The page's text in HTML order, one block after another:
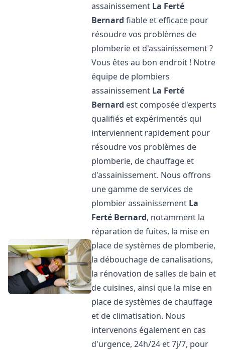
assainissement La Ferté
Bernard fiable et efficace pour
résoudre vos problèmes de
plomberie et d'assainissement ?
Vous êtes au bon endroit ! Notre
équipe de plombiers
assainissement La Ferté
Bernard est composée d'experts
qualifiés et expérimentés qui
interviennent rapidement pour
résoudre vos problèmes de
plomberie, de chauffage et
d'assainissement. Nous offrons
une gamme de services de
plombier assainissement La
Ferté Bernard, notamment la
réparation de fuites, la mise en
place de systèmes de plomberie,
la débouchage de canalisations,
la rénovation de salles de bain et
de cuisines, ainsi que la mise en
place de systèmes de chauffage
et de climatisation. Nous
intervenons également en cas
d'urgence, 24h/24 et 7j/7, pour